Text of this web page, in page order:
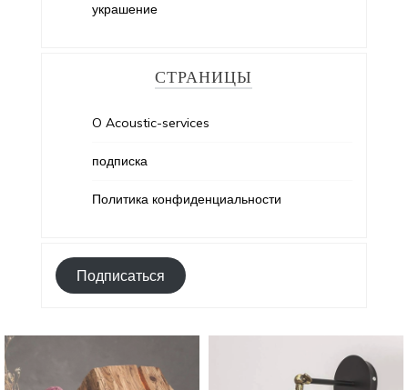
украшение
СТРАНИЦЫ
O Acoustic-services
подписка
Политика конфиденциальности
Подписаться